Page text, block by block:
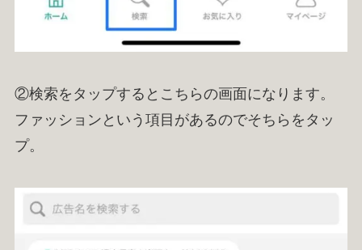
②検索をタップするとこちらの画面になります。
ファッションという項目があるのでそちらをタッ
プ。